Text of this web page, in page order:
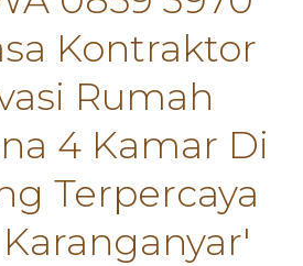
Kontraktor
Rumah
4 Kamar Di
Terpercaya